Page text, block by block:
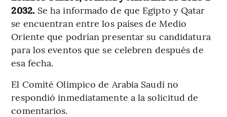
2032. Se ha informado de que Egipto y Qatar
se encuentran entre los países de Medio
Oriente que podrían presentar su candidatura
para los eventos que se celebren después de
esa fecha.
El Comité Olímpico de Arabia Saudí no
respondió inmediatamente a la solicitud de
comentarios.